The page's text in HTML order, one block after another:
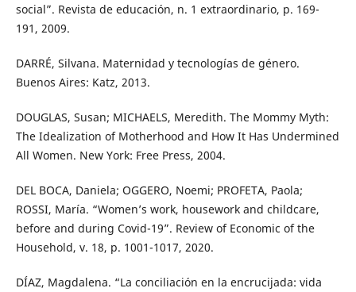
social”. Revista de educación, n. 1 extraordinario, p. 169-
191, 2009.
DARRÉ, Silvana. Maternidad y tecnologías de género.
Buenos Aires: Katz, 2013.
DOUGLAS, Susan; MICHAELS, Meredith. The Mommy Myth:
The Idealization of Motherhood and How It Has Undermined
All Women. New York: Free Press, 2004.
DEL BOCA, Daniela; OGGERO, Noemi; PROFETA, Paola;
ROSSI, María. “Women’s work, housework and childcare,
before and during Covid-19”. Review of Economic of the
Household, v. 18, p. 1001-1017, 2020.
DÍAZ, Magdalena. “La conciliación en la encrucijada: vida